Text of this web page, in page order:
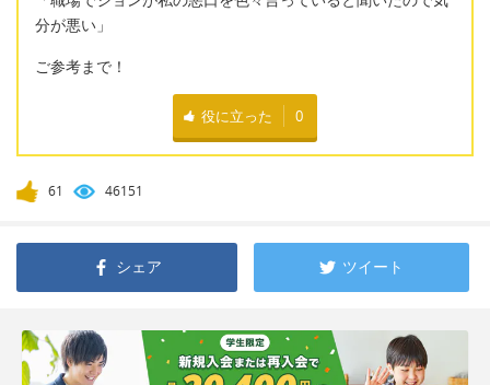
分が悪い」
ご参考まで！
役に立った 0
61 46151
シェア ツイート